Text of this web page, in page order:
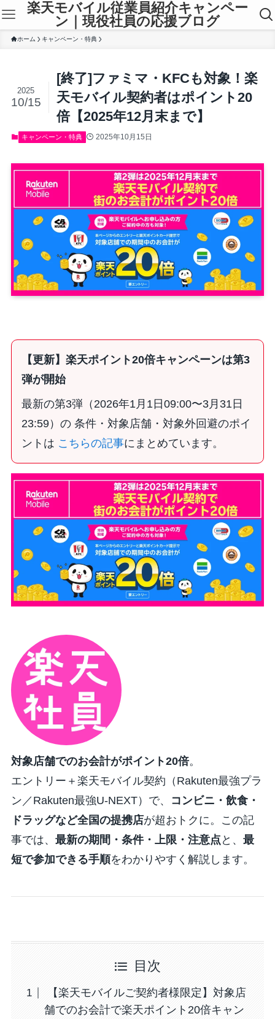
楽天モバイル従業員紹介キャンペー
ン｜現役社員の応援ブログ
ホーム キャンペーン・特典
[終了]ファミマ・KFCも対象！楽
天モバイル契約者はポイント20
倍【2025年12月末まで】
2025
10/15
キャンペーン・特典 2025年10月15日
【更新】楽天ポイント20倍キャンペーンは第3
弾が開始
最新の第3弾（2026年1月1日09:00〜3月31日
23:59）の 条件・対象店舗・対象外回避のポイ
ントは こちらの記事にまとめています。
対象店舗でのお会計がポイント20倍。
エントリー＋楽天モバイル契約（ Rakuten最強プラ
ン ／ Rakuten最強U-NEXT）で、
コンビニ・飲食・
ドラッグなど全国の提携店が超おトクに。この記
事では、 最新の期間・条件・上限・注意点 と、 最
短で参加できる手順をわかりやすく解説します。
目次
【楽天モバイルご契約者様限定】対象店
舗でのお会計で楽天ポイント20倍キャン